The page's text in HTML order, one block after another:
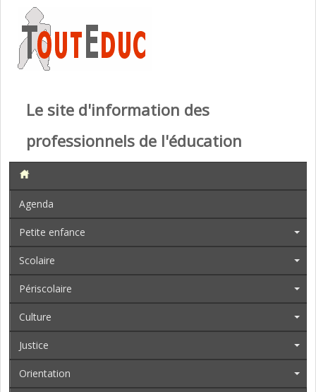
Le site d'information des
professionnels de l'éducation
Agenda
Petite enfance
Scolaire
Périscolaire
Culture
Justice
Orientation